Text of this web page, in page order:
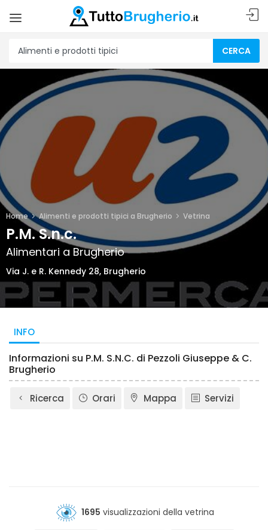
CERCA
Home Alimenti e prodotti tipici a Brugherio Vetrina
P.M. S.n.c.
Alimentari a Brugherio
Via J. e R. Kennedy 28, Brugherio
INFO
Informazioni su P.M. S.N.C. di Pezzoli Giuseppe & C.
Brugherio
Ricerca Orari Mappa Servizi
1695 visualizzazioni della vetrina